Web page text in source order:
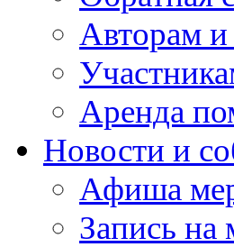
Авторам и
Аренда
Новости и
Афиша
Запись на